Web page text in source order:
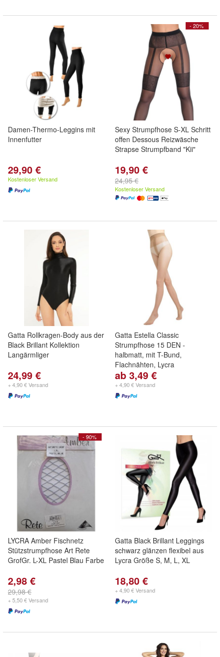
Damen-Thermo-Leggins mit
Innenfutter
29,90 €
Kostenloser Versand
- 20%
Sexy Strumpfhose S-XL Schritt
offen Dessous Reizwäsche
Strapse Strumpfband "Kii"
19,90 €
24,95 €
Kostenloser Versand
Gatta Rollkragen-Body aus der
Black Brillant Kollektion
Langärmliger
24,99 €
+ 4,90 € Versand
Gatta Estella Classic
Strumpfhose 15 DEN -
halbmatt, mit T-Bund,
Flachnähten, Lycra
ab 3,49 €
+ 4,90 € Versand
- 90%
LYCRA Amber Fischnetz
Stützstrumpfhose Art Rete
GrofGr. L-XL Pastel Blau Farbe
2,98 €
29,98 €
+ 5,50 € Versand
Gatta Black Brillant Leggings
schwarz glänzen flexibel aus
Lycra Größe S, M, L, XL
18,80 €
+ 4,90 € Versand